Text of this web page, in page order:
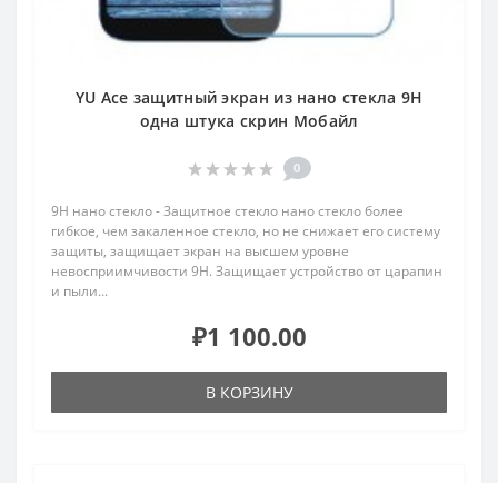
YU Ace защитный экран из нано стекла 9H
одна штука скрин Мобайл
0
9H нано стекло - Защитное стекло нано стекло более
гибкое, чем закаленное стекло, но не снижает его систему
защиты, защищает экран на высшем уровне
невосприимчивости 9H. Защищает устройство от царапин
и пыли...
₽1 100.00
В КОРЗИНУ